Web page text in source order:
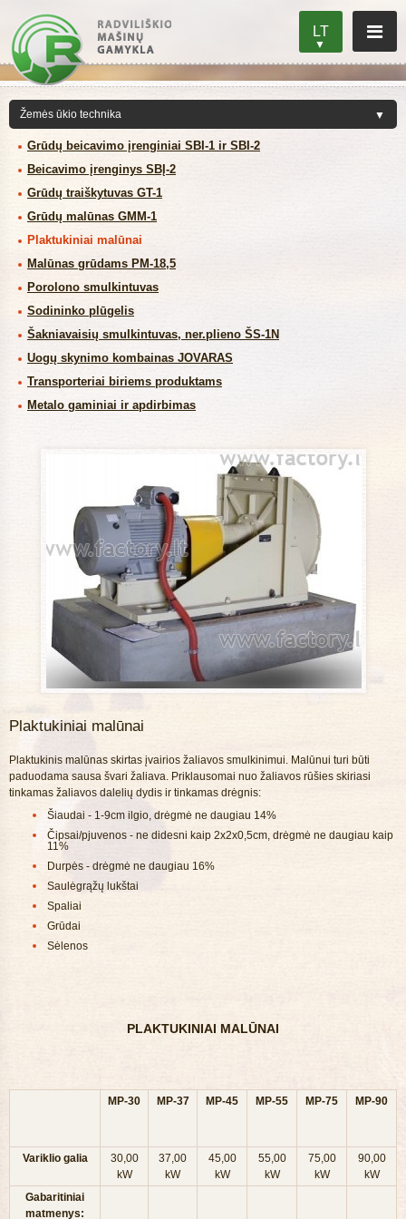
LT
Grūdų beicavimo įrenginiai SBI-1 ir SBI-2
Beicavimo įrenginys SBĮ-2
Grūdų traiškytuvas GT-1
Grūdų malūnas GMM-1
Plaktukiniai malūnai
Malūnas grūdams PM-18,5
Porolono smulkintuvas
Sodininko plūgelis
Šakniavaisių smulkintuvas, ner.plieno ŠS-1N
Uogų skynimo kombainas JOVARAS
Transporteriai biriems produktams
Metalo gaminiai ir apdirbimas
Plaktukiniai malūnai
Plaktukinis malūnas skirtas įvairios žaliavos smulkinimui. Malūnui turi būti
paduodama sausa švari žaliava. Priklausomai nuo žaliavos rūšies skiriasi
tinkamas žaliavos dalelių dydis ir tinkamas drėgnis:
Šiaudai - 1-9cm ilgio, drėgmė ne daugiau 14%
Čipsai/pjuvenos - ne didesni kaip 2x2x0,5cm, drėgmė ne daugiau kaip
11%
Durpės - drėgmė ne daugiau 16%
Saulėgrąžų lukštai
Spaliai
Grūdai
Sėlenos
PLAKTUKINIAI MALŪNAI
MP-30 MP-37 MP-45 MP-55 MP-75 MP-90
Variklio galia
30,00
kW
37,00
kW
45,00
kW
55,00
kW
75,00
kW
90,00
kW
Gabaritiniai
matmenys: